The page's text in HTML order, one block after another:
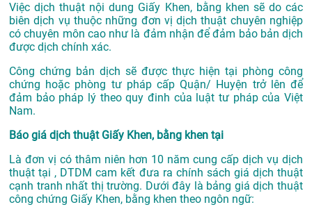
Việc dịch thuật nội dung Giấy Khen, bằng khen sẽ do các
biên dịch vụ thuộc những đơn vị dịch thuật chuyên nghiệp
có chuyên môn cao như là đảm nhận để đảm bảo bản dịch
được dịch chính xác.
Công chứng bản dịch sẽ được thực hiện tại phòng công
chứng hoặc phòng tư pháp cấp Quận/ Huyện trở lên để
đảm bảo pháp lý theo quy đinh của luật tư pháp của Việt
Nam.
Báo giá dịch thuật Giấy Khen, bằng khen tại
Là đơn vị có thâm niên hơn 10 năm cung cấp dịch vụ dịch
thuật tại , DTDM cam kết đưa ra chính sách giá dịch thuật
cạnh tranh nhất thị trường. Dưới đây là bảng giá dịch thuật
công chứng Giấy Khen, bằng khen theo ngôn ngữ: